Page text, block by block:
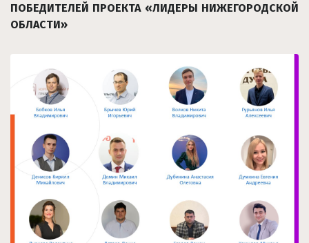
ПОБЕДИТЕЛЕЙ ПРОЕКТА «ЛИДЕРЫ НИЖЕГОРОДСКОЙ
ОБЛАСТИ»